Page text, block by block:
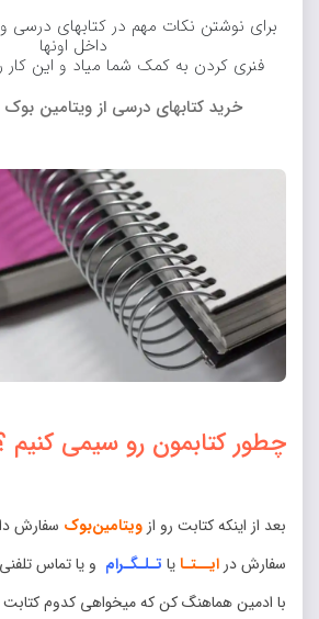
برای نوشتن نکات مهم در کتابهای درسی
داخل اونها
فنری کردن به کمک شما میاد و این کار
خرید کتابهای درسی از ویتامین
چطور کتابمون رو سیمی کنیم
بعد از اینکه کتابت رو از ویتامین‌بوک سفارش
سفارش در ایــتـایا تـلـگـرام و یا تماس تلفنی
با ادمین هماهنگ کن که میخواهی کدوم